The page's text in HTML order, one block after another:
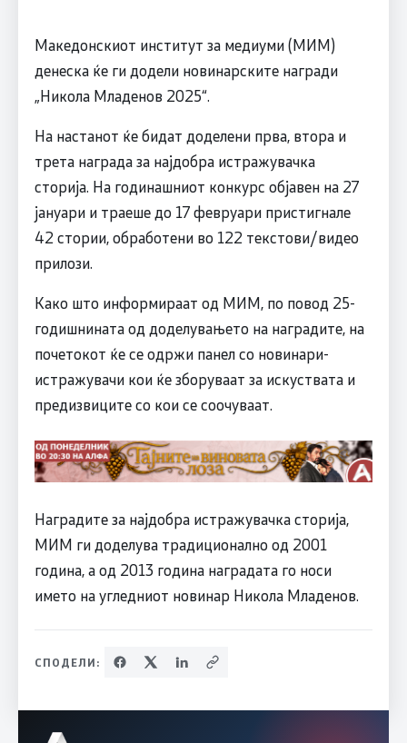
Македонскиот институт за медиуми (МИМ)
денеска ќе ги додели новинарските награди
„Никола Младенов 2025“.
На настанот ќе бидат доделени прва, втора и
трета награда за најдобра истражувачка
сторија. На годинашниот конкурс објавен на 27
јануари и траеше до 17 февруари пристигнале
42 стории, обработени во 122 текстови/видео
прилози.
Како што информираат од МИМ, по повод 25-
годишнината од доделувањето на наградите, на
почетокот ќе се одржи панел со новинари-
истражувачи кои ќе зборуваат за искуствата и
предизвиците со кои се соочуваат.
Наградите за најдобра истражувачка сторија,
МИМ ги доделува традиционално од 2001
година, а од 2013 година наградата го носи
името на угледниот новинар Никола Младенов.
СПОДЕЛИ: